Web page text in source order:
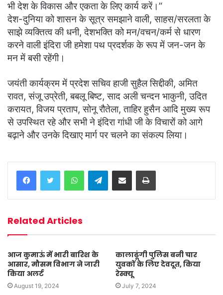
भी देश के विकास और एकता के लिए कार्य करें।”
देश-दुनिया को शासन के सूत्र समझाने वाली, साहस/सरलता के
साझे व्यक्तित्व की धनी, देशभक्ति को मन/वचन/कर्म से धारण
करने वाली इंदिरा जी हमेशा पथ प्रदर्शक के रूप में जन-जन के
मन में बसी रहेंगी।
जयंती कार्यक्रम में प्रदेश सचिव हाजी सुहैल सिद्दीकी, अमित
रावत, संजू उप्रेती, बबलू बिष्ट, साद अली चन्दन भाकुनी, उदित
करायत, विजय प्रताप, सोनू रौतेला, ताहिर हुसैन आदि मुख्य रूप
से उपस्थित रहे और सभी ने इंदिरा गांधी जी के विचारों को आगे
बढ़ाने और उनके दिखाए मार्ग पर चलने का संकल्प लिया।
WhatsAppTelegramShare via Email Print
Related Articles
आज कुमाऊं में भारी बारिश के
आसार, मौसम विभाग ने जारी
किया अलर्ट
August 19, 2024
कालाढूंगी पुलिस बनी चार
युवकों के लिए देवदूत, किया
रेस्क्यू
July 7, 2024